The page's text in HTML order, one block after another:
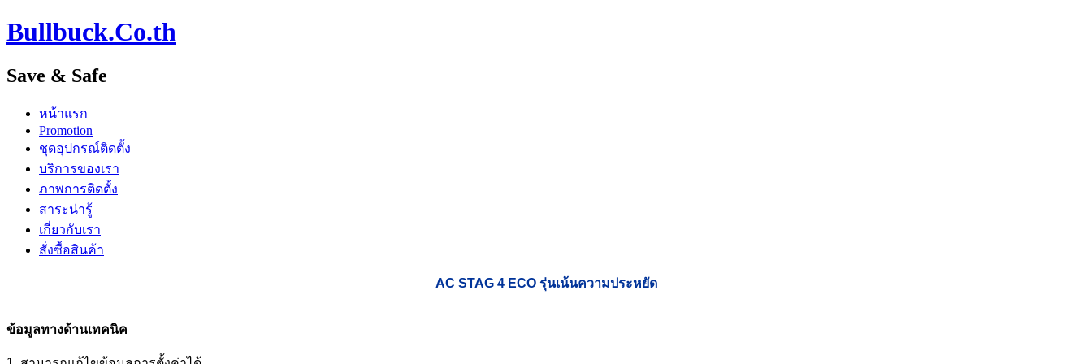
Bullbuck.Co.th
Save & Safe
หน้าแรก
Promotion
ชุดอุปกรณ์ติดตั้ง
บริการของเรา
ภาพการติดตั้ง
สาระน่ารู้
เกี่ยวกับเรา
สั่งซื้อสินค้า
AC STAG 4 ECO รุ่นเน้นความประหยัด
ข้อมูลทางด้านเทคนิค